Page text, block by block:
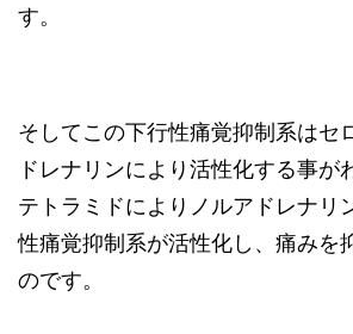
す。
そしてこの下行性痛覚抑制系はセ
ドレナリンにより活性化する事が
テトラミドによりノルアドレナリ
性痛覚抑制系が活性化し、痛みを
のです。